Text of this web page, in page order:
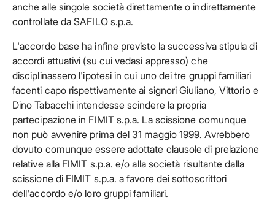
anche alle singole società direttamente o indirettamente
controllate da SAFILO s.p.a.
L'accordo base ha infine previsto la successiva stipula di
accordi attuativi (su cui vedasi appresso) che
disciplinassero l'ipotesi in cui uno dei tre gruppi familiari
facenti capo rispettivamente ai signori Giuliano, Vittorio e
Dino Tabacchi intendesse scindere la propria
partecipazione in FIMIT s.p.a. La scissione comunque
non può avvenire prima del 31 maggio 1999. Avrebbero
dovuto comunque essere adottate clausole di prelazione
relative alla FIMIT s.p.a. e/o alla società risultante dalla
scissione di FIMIT s.p.a. a favore dei sottoscrittori
dell'accordo e/o loro gruppi familiari.